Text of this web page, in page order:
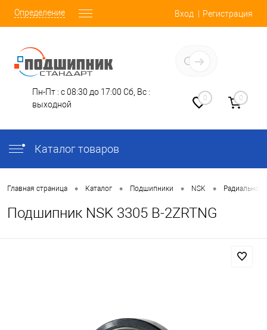
Определение Вход Регистрация
Пн-Пт : с 08:30 до 17:00 Сб, Вс :
выходной
0 0
Каталог товаров
Главная страница • Каталог • Подшипники • NSK • Радиально-
Подшипник NSK 3305 B-2ZRTNG